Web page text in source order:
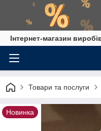
Інтернет-магазин
Товари та послуги
Новинка